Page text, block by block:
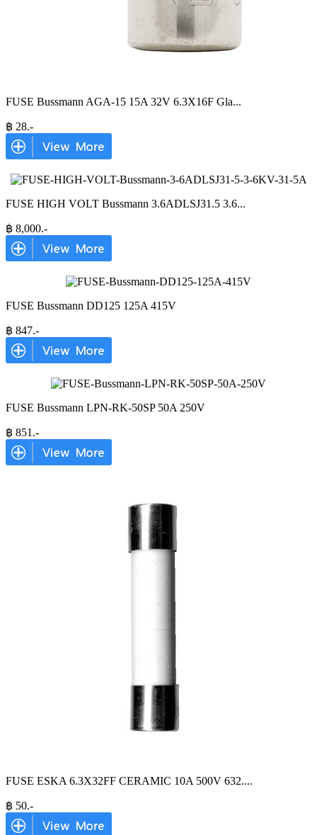
FUSE Bussmann AGA-15 15A 32V 6.3X16F Gla...
฿ 28.-
FUSE HIGH VOLT Bussmann 3.6ADLSJ31.5 3.6...
฿ 8,000.-
FUSE Bussmann DD125 125A 415V
฿ 847.-
FUSE Bussmann LPN-RK-50SP 50A 250V
฿ 851 .-
FUSE ESKA 6.3X32FF CERAMIC 10A 500V 632....
฿ 50.-